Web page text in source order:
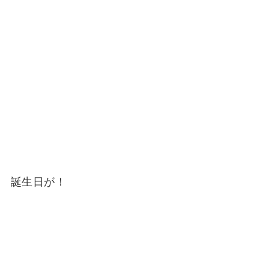
誕生日が！